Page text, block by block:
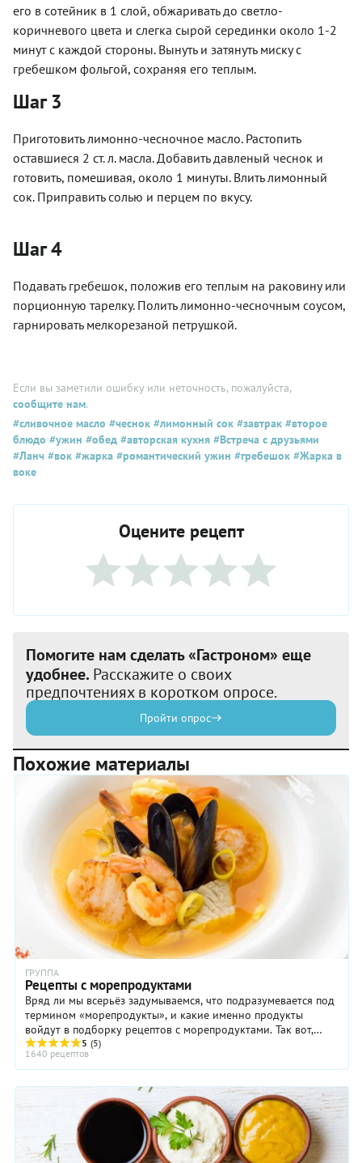
его в сотейник в 1 слой, обжаривать до светло-
коричневого цвета и слегка сырой серединки около 1-2
минут с каждой стороны. Вынуть и затянуть миску с
гребешком фольгой, сохраняя его теплым.
Шаг 3
Приготовить лимонно-чесночное масло. Растопить
оставшиеся 2 ст. л. масла. Добавить давленый чеснок и
готовить, помешивая, около 1 минуты. Влить лимонный
сок. Приправить солью и перцем по вкусу.
Шаг 4
Подавать гребешок, положив его теплым на раковину или
порционную тарелку. Полить лимонно-чесночным соусом,
гарнировать мелкорезаной петрушкой.
Если вы заметили ошибку или неточность, пожалуйста,
сообщите нам.
#сливочное масло #чеснок #лимонный сок #завтрак #второе
блюдо #ужин #обед #авторская кухня #Встреча с друзьями
#Ланч #вок #жарка #романтический ужин #гребешок #Жарка в
воке
Оцените рецепт
Помогите нам сделать «Гастроном» еще
удобнее. Расскажите о своих
предпочтениях в коротком опросе.
Пройти опрос
Похожие материалы
ГРУППА
Рецепты с морепродуктами
Вряд ли мы всерьёз задумываемся, что подразумевается под
термином «морепродукты», и какие именно продукты
войдут в подборку рецептов с морепродуктами. Так вот,
морепродукты – это всё, что ползает, ...
5 (5)
1640 рецептов